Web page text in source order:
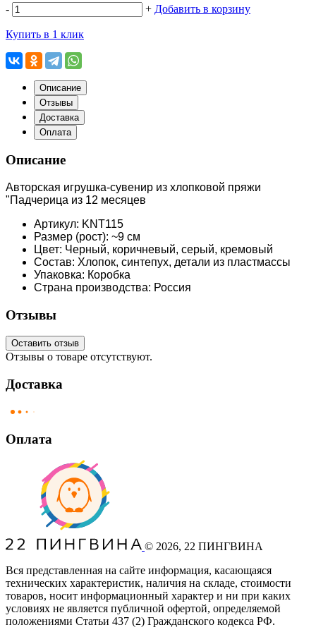
- + Добавить в корзину
Купить в 1 клик
Описание
Отзывы
Доставка
Оплата
Описание
Авторская игрушка-сувенир из хлопковой пряжи
"Падчерица из 12 месяцев
Артикул: KNT115
Размер (рост): ~9 см
Цвет: Черный, коричневый, серый, кремовый
Состав: Хлопок, синтепух, детали из пластмассы
Упаковка: Коробка
Страна производства: Россия
Отзывы
Оставить отзыв
Отзывы о товаре отсутствуют.
Доставка
Оплата
© 2026, 22 ПИНГВИНА
Вся представленная на сайте информация, касающаяся
технических характеристик, наличия на складе, стоимости
товаров, носит информационный характер и ни при каких
условиях не является публичной офертой, определяемой
положениями Статьи 437 (2) Гражданского кодекса РФ.